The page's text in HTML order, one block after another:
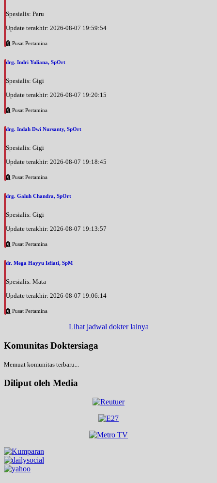
Spesialis: Paru
Update terakhir: 2026-08-07 19:59:54
Pusat Pertamina
drg. Indri Yuliana, SpOrt
Spesialis: Gigi
Update terakhir: 2026-08-07 19:20:15
Pusat Pertamina
drg. Indah Dwi Nursanty, SpOrt
Spesialis: Gigi
Update terakhir: 2026-08-07 19:18:45
Pusat Pertamina
drg. Galuh Chandra, SpOrt
Spesialis: Gigi
Update terakhir: 2026-08-07 19:13:57
Pusat Pertamina
dr. Mega Hayyu Isfiati, SpM
Spesialis: Mata
Update terakhir: 2026-08-07 19:06:14
Pusat Pertamina
Lihat jadwal dokter lainya
Komunitas Doktersiaga
Memuat komunitas terbaru...
Diliput oleh Media